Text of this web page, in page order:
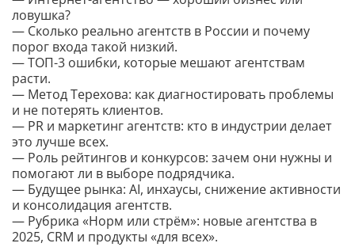
ловушка?
— Сколько реально агентств в России и почему
порог входа такой низкий.
— ТОП-3 ошибки, которые мешают агентствам
расти.
— Метод Терехова: как диагностировать проблемы
и не потерять клиентов.
— PR и маркетинг агентств: кто в индустрии делает
это лучше всех.
— Роль рейтингов и конкурсов: зачем они нужны и
помогают ли в выборе подрядчика.
— Будущее рынка: AI, инхаусы, снижение активности
и консолидация агентств.
— Рубрика «Норм или стрём»: новые агентства в
2025, CRM и продукты «для всех».